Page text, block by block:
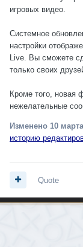
игровых видео.
Системное
настройки
Live. Вы сможете
только своих
Кроме того, новая
нежелательные
Изменено 10
историю
Quote